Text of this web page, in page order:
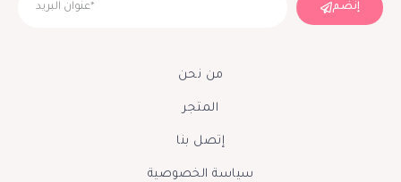
إنضم
من نحن
المتجر
إتصل بنا
سياسة الخصوصية